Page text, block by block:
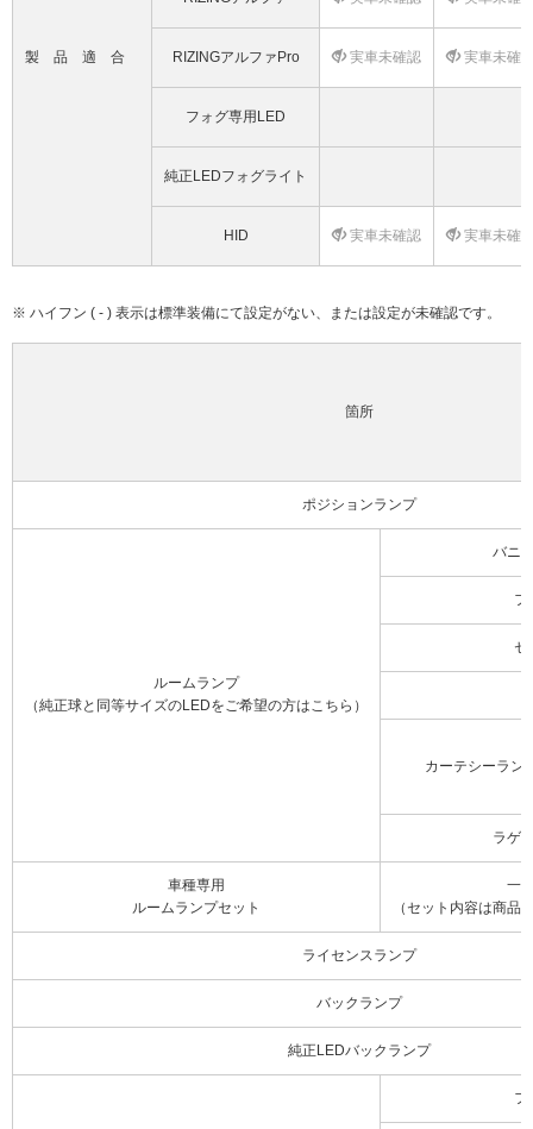
製品適合 RIZINGアルファPro 実車未確認 実車未確
フォグ専用LED
純正LEDフォグライト
HID 実車未確認 実車未確
※ ハイフン ( - ) 表示は標準装備にて設定がない、または設定が未確認です。
箇所
ポジションランプ
ルームランプ
（純正球と同等サイズのLEDをご希望の方はこちら）
バニ
フ
セ
カーテシーラン
ラゲ
車種専用
ルームランプセット
一
（セット内容は商品
ライセンスランプ
バックランプ
純正LEDバックランプ
フ